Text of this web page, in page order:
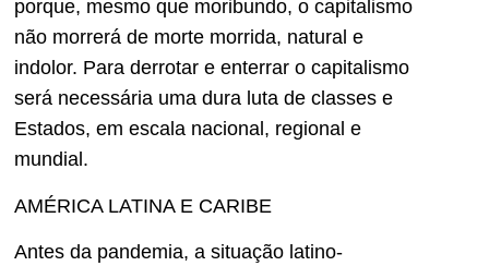
porque, mesmo que moribundo, o capitalismo
não morrerá de morte morrida, natural e
indolor. Para derrotar e enterrar o capitalismo
será necessária uma dura luta de classes e
Estados, em escala nacional, regional e
mundial.
AMÉRICA LATINA E CARIBE
Antes da pandemia, a situação latino-